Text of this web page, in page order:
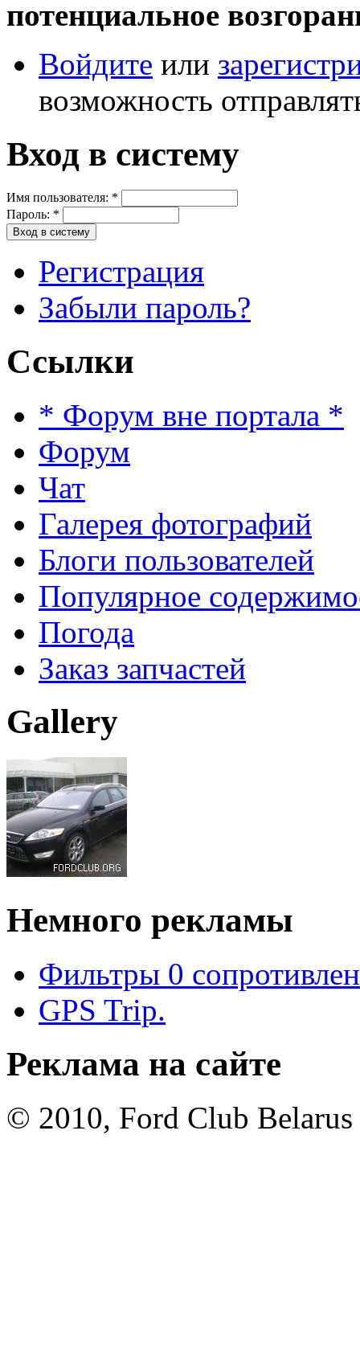
потенциальное
Войдите или
возможность
Вход в систему
Имя пользователя: *
Пароль: *
Регистрация
Забыли пароль?
Ссылки
* Форум вне портала *
Форум
Чат
Галерея фотографий
Блоги пользователей
Популярное
Погода
Заказ запчастей
Gallery
Немного рекламы
Фильтры 0
GPS Trip.
Реклама на сайте
© 2010, Ford Club Belarus